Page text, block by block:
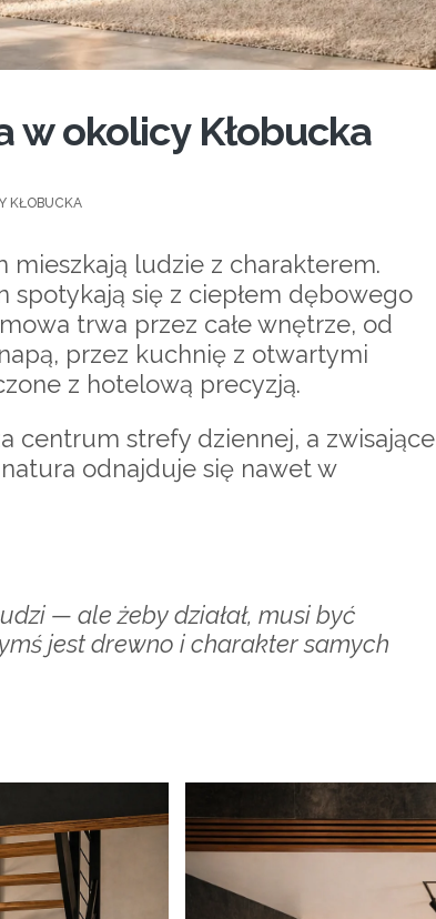
w okolicy Kłobucka
KŁOBUCKA
mieszkają ludzie z charakterem.
się z ciepłem dębowego
trwa przez całe wnętrze, od
przez kuchnię z otwartymi
z hotelową precyzją.
centrum strefy dziennej, a zwisające
odnajduje się nawet w
— ale żeby działał, musi być
jest drewno i charakter samych